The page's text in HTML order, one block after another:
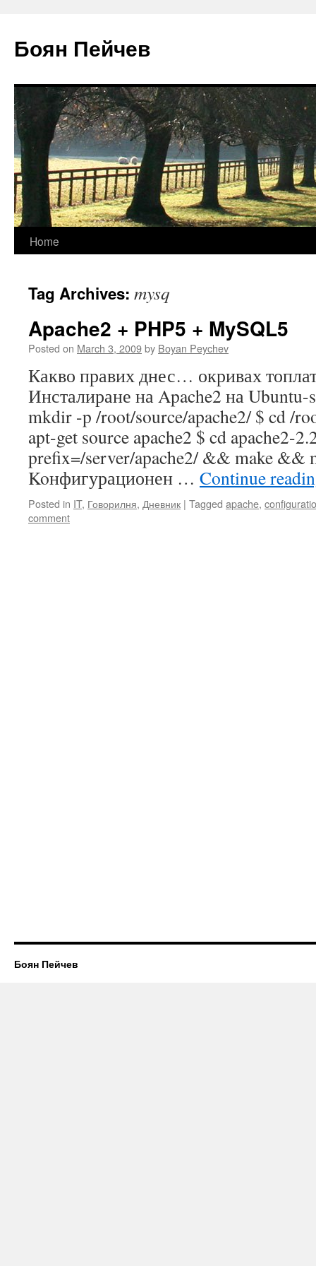
Боян Пейчев
Skip
content
Home
Tag Archives: mysq
Apache2 + PHP5 + MySQL5
Posted on March 3, 2009by Boyan Peychev
Какво правих днес… окривах
Инсталиране на Apache2 на Ubuntu-
mkdir -p /root/source/apache2/ $ cd /
apt-get source apache2 $ cd apache2-
prefix=/server/apache2/ && make &&
Koнфигурационен … Continue
Posted in IT, Говорилня, Дневник | Tagged apache,
comment
Боян Пейчев